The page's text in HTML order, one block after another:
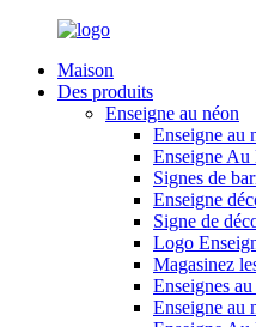
Maison
Des produits
Enseigne au néon
Enseigne au
Enseigne
Signes de
Enseigne
Signe de
Logo
Magasinez
Enseignes
Enseigne au